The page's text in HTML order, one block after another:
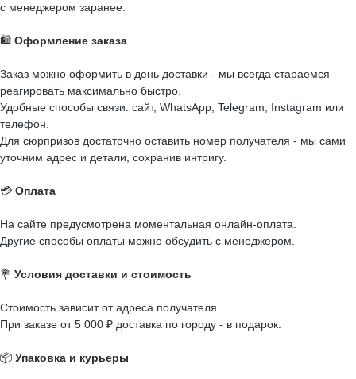
с менеджером заранее.
🛍️ Оформление заказа
Заказ можно оформить в день доставки - мы всегда стараемся
реагировать максимально быстро.
Удобные способы связи: сайт, WhatsApp, Telegram, Instagram или
телефон.
Для сюрпризов достаточно оставить номер получателя - мы сами
уточним адрес и детали, сохранив интригу.
💳 Оплата
На сайте предусмотрена моментальная онлайн-оплата.
Другие способы оплаты можно обсудить с менеджером.
💐 Условия доставки и стоимость
Стоимость зависит от адреса получателя.
При заказе от 5 000 ₽ доставка по городу - в подарок.
📦 Упаковка и курьеры